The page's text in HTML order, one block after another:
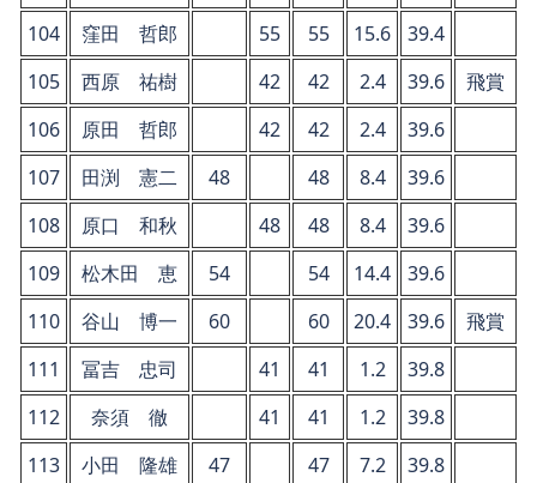
104 窪田 哲郎 55 55 15.6
39.4
105
西原 祐樹 42 42 2.4 39.6
飛賞
106
原田 哲郎 42 42 2.4
39.6
107
田渕 憲二 48 48 8.4
39.6
108
原口 和秋 48 48 8.4
39.6
109
松木田 恵 54 54 14.4
39.6
110
谷山 博一 60 60 20.4 39.6
飛賞
111
冨吉 忠司 41 41 1.2
39.8
112
奈須 徹 41 41 1.2
39.8
113
小田 隆雄 47 47 7.2
39.8